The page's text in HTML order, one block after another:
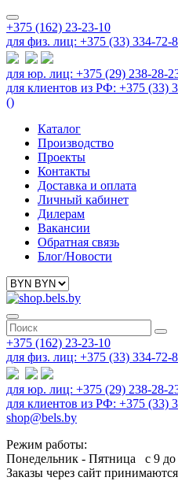
+375 (162) 23-23-10
для физ. лиц: +375 (33) 334-72-
для юр. лиц: +375 (29) 238-28-
для клиентов из РФ: +375 (33)
()
Каталог
Производство
Проекты
Контакты
Доставка и оплата
Личный кабинет
Дилерам
Вакансии
Обратная связь
Блог/Новости
+375 (162) 23-23-10
для физ. лиц: +375 (33) 334-72-
для юр. лиц: +375 (29) 238-28-
для клиентов из РФ: +375 (33)
shop@bels.by
Режим работы:
Понедельник - Пятница с 9 до
Заказы через сайт